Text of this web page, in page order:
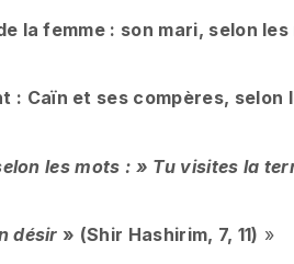
la femme : son mari, selon les
: Caïn et ses compères, selon
les mots : » Tu visites la
désir » (Shir Hashirim, 7, 11) »